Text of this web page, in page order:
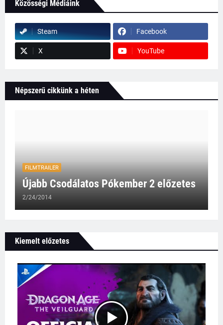
Közösségi Médiáink
Steam Facebook
X YouTube
Népszerű cikkünk a héten
FILMTRAILER
Újabb Csodálatos Pókember 2 előzetes
2/24/2014
Kiemelt előzetes